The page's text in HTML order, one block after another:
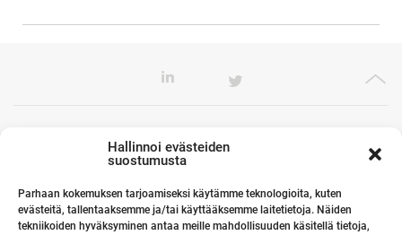
Hallinnoi evästeiden
suostumusta
Parhaan kokemuksen tarjoamiseksi käytämme teknologioita, kuten
evästeitä, tallentaaksemme ja/tai käyttääksemme laitetietoja. Näiden
tekniikoiden hyväksyminen antaa meille mahdollisuuden käsitellä tietoja,
Toimistomme Euroopassa
Kumppanimme maailmalla